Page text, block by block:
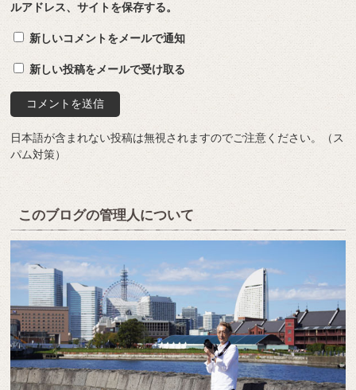
ルアドレス、サイトを保存する。
新しいコメントをメールで通知
新しい投稿をメールで受け取る
日本語が含まれない投稿は無視されますのでご注意ください。（ス
パム対策）
このブログの管理人について